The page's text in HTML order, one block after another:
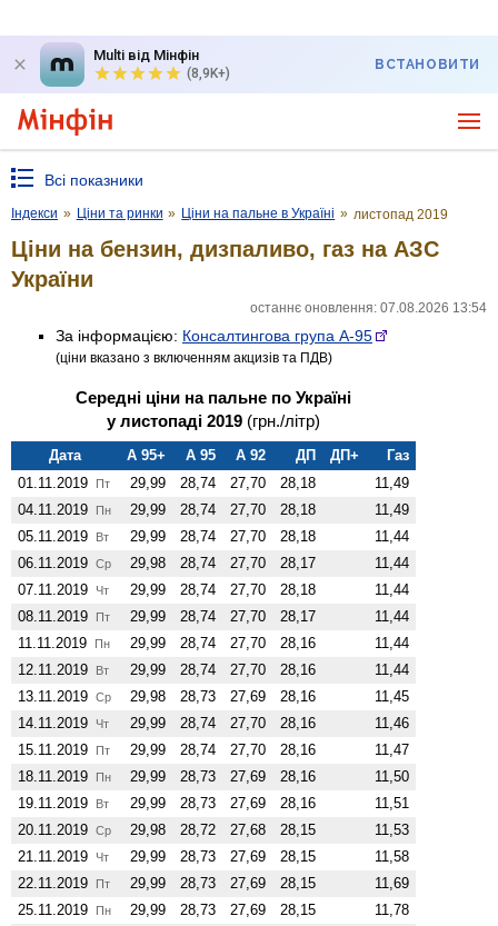
Multi від Мінфін
(8,9K+)
ВСТАНОВИТИ
Всі показники
Індекси » Ціни та ринки » Ціни на пальне в Україні » листопад 2019
Ціни на бензин, дизпаливо, газ на АЗС
України
останнє оновлення: 07.08.2026 13:54
За інформацією: Консалтингова група А-95
(ціни вказано з включенням акцизів та ПДВ)
Середні ціни на пальне по Україні
у листопаді 2019 (грн./літр)
Дата А 95+ А 95 А 92 ДП ДП+
Газ
01.11.2019
Пт 29,99 28,74 27,70 28,18
11,49
04.11.2019
Пн 29,99 28,74 27,70 28,18
11,49
05.11.2019
Вт 29,99 28,74 27,70 28,18
11,44
06.11.2019 Ср 29,98 28,74 27,70 28,17
11,44
07.11.2019
Чт 29,99 28,74 27,70 28,18
11,44
08.11.2019
Пт 29,99 28,74 27,70 28,17
11,44
11.11.2019
Пн 29,99 28,74 27,70 28,16
11,44
12.11.2019
Вт 29,99 28,74 27,70 28,16
11,44
13.11.2019 Ср 29,98 28,73 27,69 28,16
11,45
14.11.2019
Чт 29,99 28,74 27,70 28,16
11,46
15.11.2019
Пт 29,99 28,74 27,70 28,16
11,47
18.11.2019
Пн 29,99 28,73 27,69 28,16
11,50
19.11.2019
Вт 29,99 28,73 27,69 28,16
11,51
20.11.2019 Ср 29,98 28,72 27,68 28,15
11,53
21.11.2019
Чт 29,99 28,73 27,69 28,15
11,58
22.11.2019
Пт 29,99 28,73 27,69 28,15
11,69
25.11.2019
Пн 29,99 28,73 27,69 28,15
11,78